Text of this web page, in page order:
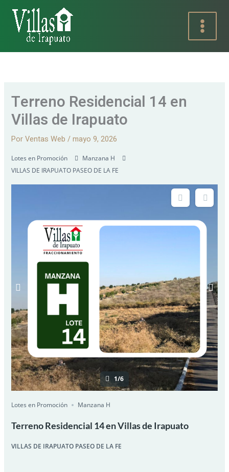
contenido
Terreno Residencial 14 en
Villas de Irapuato
PorVentas Web/mayo 9, 2026
Lotes en Promoción
Manzana H
VILLAS DE IRAPUATO PASEO DE LA FE
1/6
Lotes en Promoción Manzana H
Terreno Residencial 14 en Villas de Irapuato
VILLAS DE IRAPUATO PASEO DE LA FE